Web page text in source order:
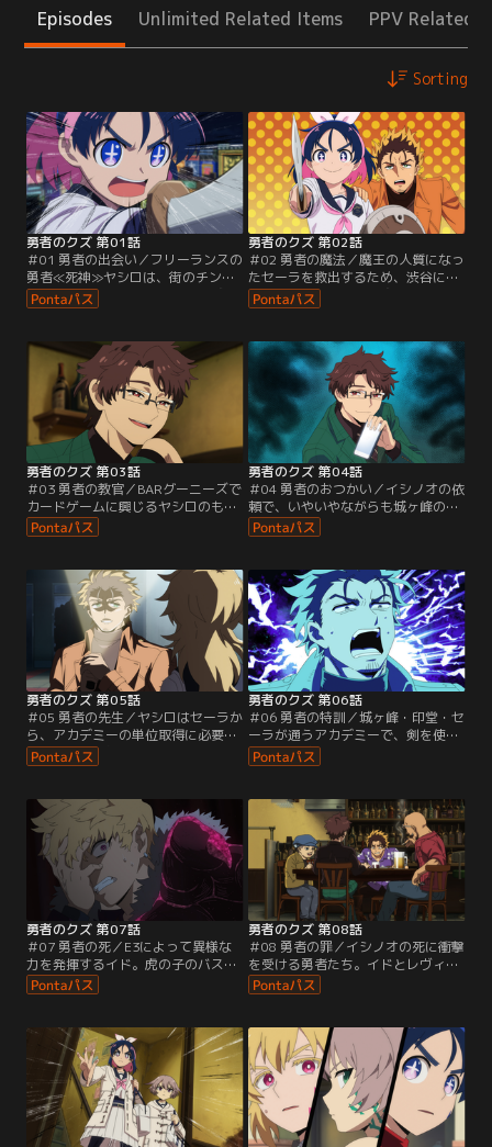
Episodes Unlimited Related Items PPV Related
Sorting
勇者のクズ 第01話
＃01 勇者の出会い／フリーランスの
勇者≪死神≫ヤシロは、街のチンピ
ラから勇者見習いの女子高生・城ヶ
峰を助ける。行きつけのバーで飲ん
た城ヶ峰とその同級生の印堂がやっ
てくる。城ヶ峰の話を聞くと、魔王
≪琥珀の茨≫卿に連れ去られた友人
を助けて欲しいと懇願される。
勇者のクズ 第02話
＃02 勇者の魔法／魔王の人質になっ
たセーラを救出するため、渋谷にあ
る≪琥珀の茨≫卿の根城に向かうヤ
シロと城ヶ峰。次々と現れる敵を前
最奥の間にたどり着いたヤシロたち
は、ついに≪琥珀の茨≫卿と対峙。
しかし、予想外の出来事が起こり、
ヤシロは絶体絶命のピンチに立たさ
れる。その時、城ヶ峰がとった行動
は--。
勇者のクズ 第03話
＃03 勇者の教官／BARグーニーズで
カードゲームに興じるヤシロのもと
に、城ヶ峰・印堂・セーラが押しか
けてくる。アカデミーで落第寸前の
ほしいというのだ。面倒なことに関
わりたくないヤシロは3人を追い返
すが、なおも諦めきれない印堂はヤ
シロを待ち伏せする。そんな時、ヤ
シロを付け狙う大魔王の眷属≪諸手
の楔≫卿が…。
勇者のクズ 第04話
＃04 勇者のおつかい／イシノオの依
頼で、いやいやながらも城ヶ峰の護
衛を引き受けたヤシロ。彼女と新宿
歌舞伎町のクラブに潜入して、≪覗
「ある質問」をして帰るだけのはず
だったが、E3を投与した男たちが少
女2人を連れ込もうとしているとこ
ろに遭遇し、またしても城ヶ峰の暴
走が始まる！
勇者のクズ 第05話
＃05 勇者の先生／ヤシロはセーラか
ら、アカデミーの単位取得に必要な
奉仕活動の監督役になってほしいと
頼まれる。その奉仕活動とは、不審
行きがかり上、仕方なく捜索に付き
合うことになったヤシロは、セーラ
と共に廃墟化したショッピングモー
ルへ向かう。暗い建物内を進む2人
を待ち受けていたのは、無数に光る
目だった。
勇者のクズ 第06話
＃06 勇者の特訓／城ヶ峰・印堂・セ
ーラが通うアカデミーで、剣を使っ
た実技試験が行われることになっ
た。3人にとって実技試験は、進級
である。ヤシロは自称「弟子」たち
に稽古をつけるべく、夜のアカデミ
ー校舎で特訓を開始する。激しい攻
防を繰り広げながらも、的確に3人
の欠点を指摘するヤシロ。
勇者のクズ 第07話
＃07 勇者の死／E3によって異様な
力を発揮するイド。虎の子のバスタ
ードソードを欠いた状態で応戦する
ヤシロは、訓練用の模造刀で必殺技
の解説をしたことをきっかけに、彼
女の父親とヤシロの意外な因縁が明
らかになる。不愉快な思い出を振り
払うように、ヤシロはBARグーニー
ズへ戻るが……。
勇者のクズ 第08話
＃08 勇者の罪／イシノオの死に衝撃
を受ける勇者たち。イドとレヴィが
つけていた『割れた竜の顔』のバッ
ジ、それは魔王同士の抗争を狙って
のものだった。イシノオ殺害の黒幕
の手がかりを求めて、文部科学省の
魔王災害対策分室へ向かったヤシロ
は、とある政治家の息子に高額の賞
金が懸けられていることを知る。そ
の息子とは…。